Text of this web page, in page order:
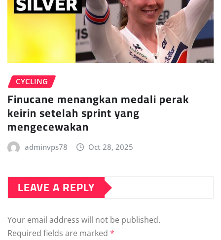
CYCLING
Finucane menangkan medali perak
keirin setelah sprint yang
mengecewakan
adminvps78 Oct 28, 2025
LEAVE A REPLY
Your email address will not be published.
Required fields are marked *